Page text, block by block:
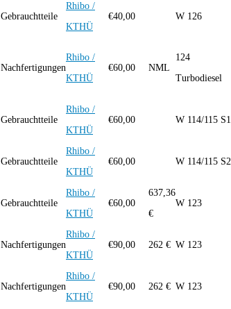
Gebrauchtteile
Rhibo /
KTHÜ
€40,00 W 126
Nachfertigungen
Rhibo /
KTHÜ
€60,00 NML
124
Turbodiesel
Gebrauchtteile
Rhibo /
KTHÜ
€60,00 W 114/115 S1
Gebrauchtteile
Rhibo /
KTHÜ
€60,00 W 114/115 S2
Gebrauchtteile
Rhibo /
KTHÜ
€60,00
637,36
€
W 123
Nachfertigungen
Rhibo /
KTHÜ
€90,00 262 € W 123
Nachfertigungen
Rhibo /
KTHÜ
€90,00 262 € W 123